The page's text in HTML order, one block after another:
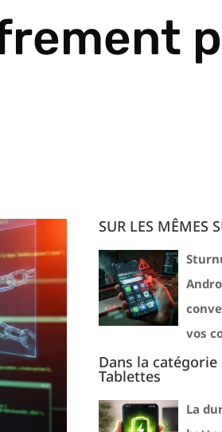
SUR LES MÊMES
vos
Dans la
Tablettes
La